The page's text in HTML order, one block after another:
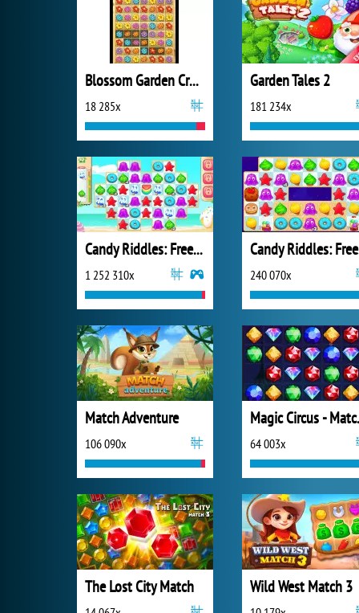
Blossom Garden Crush
18 285x
Garden Tales 2
181 234x
Candy Riddles: Free Match 3 Puzzle
1 252 310x 240 070x
Match Adventure
106 090x 64 003x
The Lost City Match Wild West Match 3